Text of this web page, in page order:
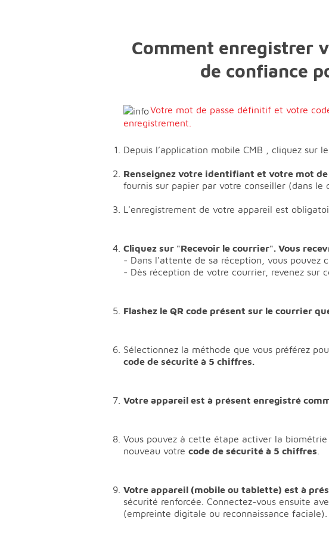
Comment enregistrer
de confiance
Votre mot de passe définitif et votre
enregistrement.
Depuis l’application mobile CMB , cliquez sur
Renseignez votre identifiant et votre mot de
fournis sur papier par votre conseiller (dans le
L'enregistrement de votre appareil est
Cliquez sur "Recevoir le courrier". Vous
- Dans l'attente de sa réception, vous pouvez
- Dès réception de votre courrier, revenez sur
Flashez le QR code présent sur le courrier
Sélectionnez la méthode que vous préférez
code de sécurité à 5 chiffres.
Votre appareil est à présent enregistré
Vous pouvez à cette étape activer la
nouveau votre code de sécurité à 5 chiffres
Votre appareil (mobile ou tablette) est à
sécurité renforcée. Connectez-vous ensuite
(empreinte digitale ou reconnaissance faciale).